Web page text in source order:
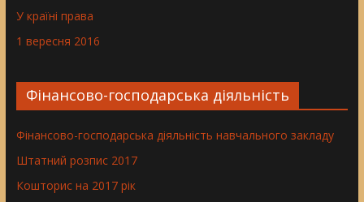
У країні права
1 вересня 2016
Фінансово-господарська діяльність
Фінансово-господарська діяльність навчального закладу
Штатний розпис 2017
Кошторис на 2017 рік